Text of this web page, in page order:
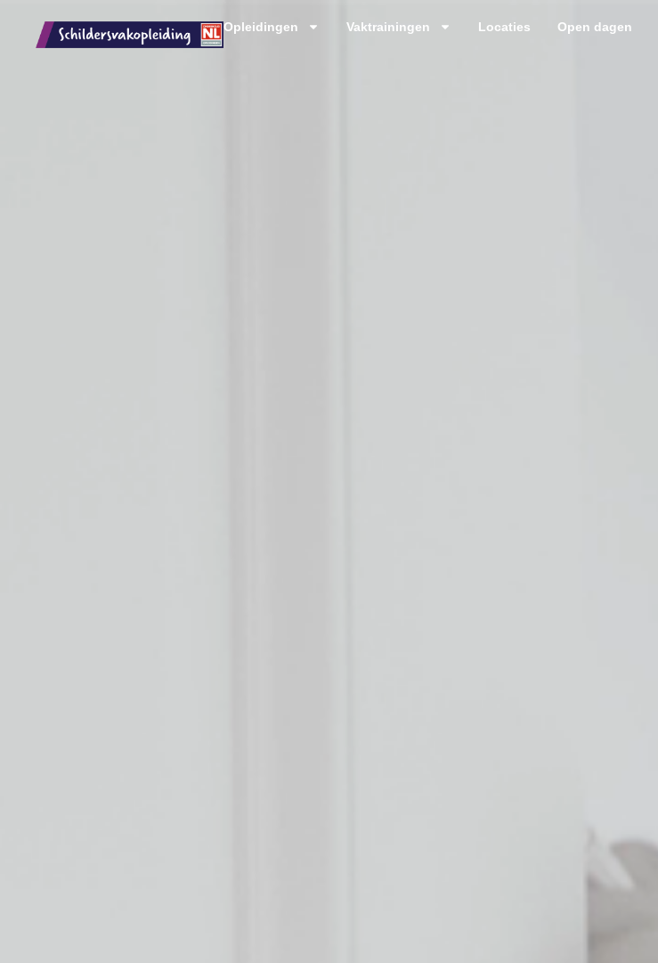
Opleidingen Vaktrainingen Locaties Open dagen